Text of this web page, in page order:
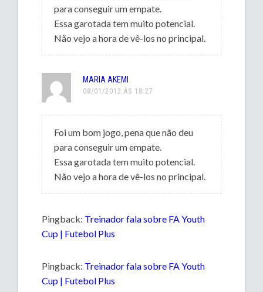
para conseguir um empate.
Essa garotada tem muito potencial.
Não vejo a hora de vê-los no principal.
MARIA AKEMI
08/01/2012 ÀS 18:27
Foi um bom jogo, pena que não deu
para conseguir um empate.
Essa garotada tem muito potencial.
Não vejo a hora de vê-los no principal.
Pingback: Treinador fala sobre FA Youth
Cup | Futebol Plus
Pingback: Treinador fala sobre FA Youth
Cup | Futebol Plus